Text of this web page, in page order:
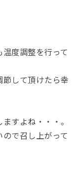
度調整を行って
して頂けたら幸
すよね・・・。
で召し上がって